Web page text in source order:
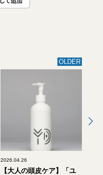
OLDER
2026.04.26
【大人の頭皮ケア】「ユ